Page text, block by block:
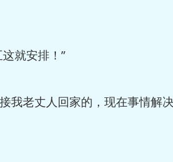
就安排！”
我老丈人回家的，现在事情解